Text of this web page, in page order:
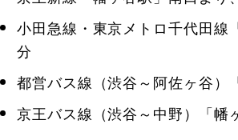
小田急線・東京メトロ千代田線
分
都営バス線（渋谷～阿佐ヶ谷）
京王バス線（渋谷～中野）「幡